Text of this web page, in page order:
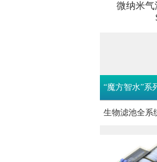
微纳米气
“魔方智水”系
生物滤池全系